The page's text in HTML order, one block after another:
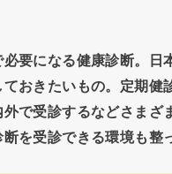
要になる健康診断。
おきたいもの。定期
で受診するなどさま
を受診できる環境も整